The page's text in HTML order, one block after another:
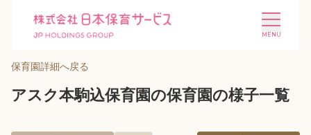
保育園詳細へ戻る
アスク本駒込保育園の保育園の様子一覧